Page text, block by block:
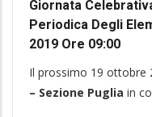
Giornata
Periodica Degli
2019 Ore 09:00
Il prossimo 19 ottobre
– Sezione Puglia in